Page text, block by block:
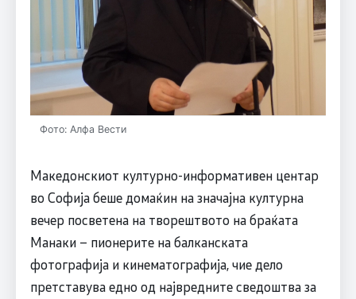
Фото: Алфа Вести
Македонскиот културно-информативен центар
во Софија беше домаќин на значајна културна
вечер посветена на творештвото на браќата
Манаки – пионерите на балканската
фотографија и кинематографија, чие дело
претставува едно од највредните сведоштва за